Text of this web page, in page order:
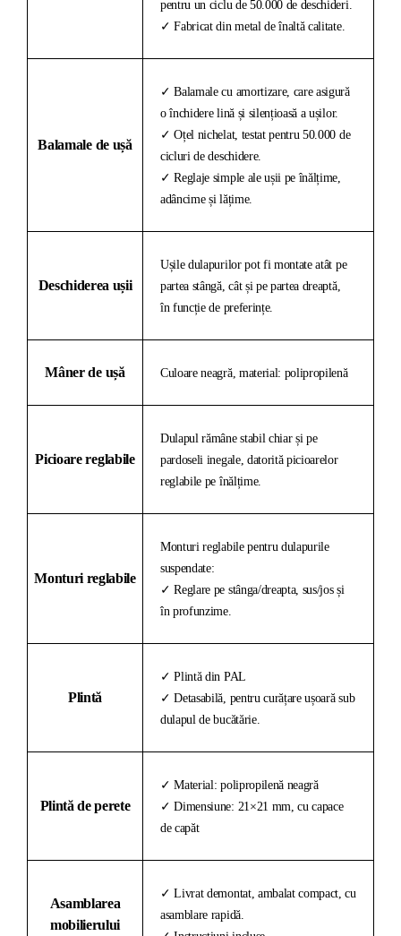
pentru un ciclu de 50.000 de deschideri.
✓ Fabricat din metal de înaltă calitate.
Balamale de ușă
✓ Balamale cu amortizare, care asigură
o închidere lină și silențioasă a ușilor.
✓ Oțel nichelat, testat pentru 50.000 de
cicluri de deschidere.
✓ Reglaje simple ale ușii pe înălțime,
adâncime și lățime.
Deschiderea ușii
Ușile dulapurilor pot fi montate atât pe
partea stângă, cât și pe partea dreaptă,
în funcție de preferințe.
Mâner de ușă Culoare neagră, material: polipropilenă
Picioare reglabile
Dulapul rămâne stabil chiar și pe
pardoseli inegale, datorită picioarelor
reglabile pe înălțime.
Monturi reglabile
Monturi reglabile pentru dulapurile
suspendate:
✓ Reglare pe stânga/dreapta, sus/jos și
în profunzime.
Plintă
✓ Plintă din PAL
✓ Detasabilă, pentru curățare ușoară sub
dulapul de bucătărie.
Plintă de perete
✓ Material: polipropilenă neagră
✓ Dimensiune: 21×21 mm, cu capace
de capăt
Asamblarea
mobilierului
✓ Livrat demontat, ambalat compact, cu
asamblare rapidă.